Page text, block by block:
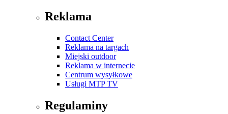
Reklama
Contact Center
Reklama na targach
Miejski outdoor
Reklama w internecie
Centrum wysyłkowe
Usługi MTP TV
Regulaminy